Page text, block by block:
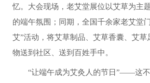
忆。大会现场，老艾堂展位以艾草为主
的端午氛围；同期，全国千余家老艾堂
艾”活动，将艾草制品、艾草香囊、艾草
物送到社区、送到百姓手中。
“让端午成为艾灸人的节日”——这